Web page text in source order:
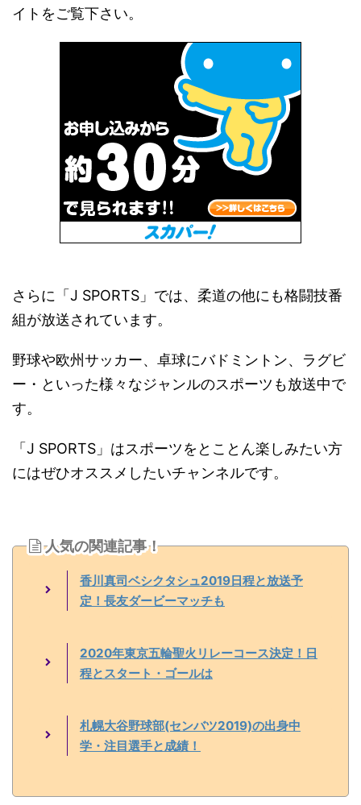
イトをご覧下さい。
さらに「J SPORTS」では、柔道の他にも格闘技番
組が放送されています。
野球や欧州サッカー、卓球にバドミントン、ラグビ
ー・といった様々なジャンルのスポーツも放送中で
す。
「J SPORTS」はスポーツをとことん楽しみたい方
にはぜひオススメしたいチャンネルです。
人気の関連記事！
香川真司ベシクタシュ2019日程と放送予
定！長友ダービーマッチも
2020年東京五輪聖火リレーコース決定！日
程とスタート・ゴールは
札幌大谷野球部(センバツ2019)の出身中
学・注目選手と成績！